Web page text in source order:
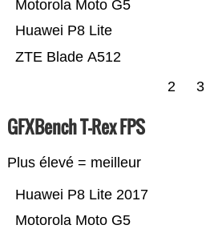
ZTE Blade A512
Huawei P8 Lite
Motorola Moto G5
2 3
GFXBench T-Rex FPS
Plus élevé = meilleur
Motorola Moto G5
Huawei P8 Lite 2017